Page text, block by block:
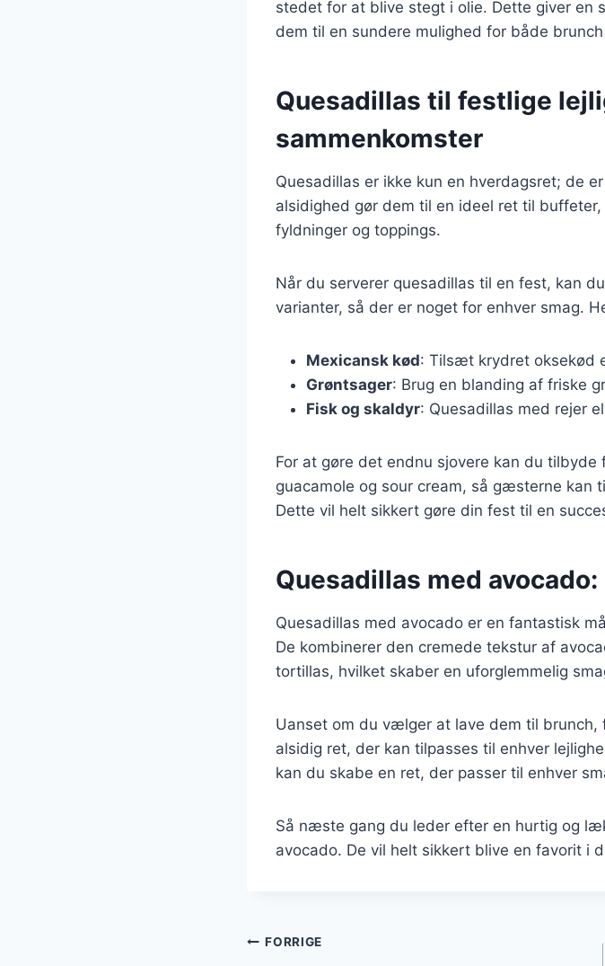
stedet for at blive stegt i olie. Dette giver en
dem til en sundere mulighed for både
Quesadillas til festlige
sammenkomster
Quesadillas er ikke kun en hverdagsret; de
alsidighed gør dem til en ideel ret til
fyldninger og toppings.
Når du serverer quesadillas til en fest, kan
varianter, så der er noget for enhver smag.
Mexicansk kød: Tilsæt krydret oksekød
Grøntsager: Brug en blanding af friske
Fisk og skaldyr: Quesadillas med rejer
For at gøre det endnu sjovere kan du tilbyde
guacamole og sour cream, så gæsterne kan
Dette vil helt sikkert gøre din fest til en
Quesadillas med
Quesadillas med avocado er en fantastisk
De kombinerer den cremede tekstur af
tortillas, hvilket skaber en uforglemmelig
Uanset om du vælger at lave dem til brunch,
alsidig ret, der kan tilpasses til enhver
kan du skabe en ret, der passer til enhver
Så næste gang du leder efter en hurtig og
avocado. De vil helt sikkert blive en favorit i
Indlægsnavigation
FORRIGE